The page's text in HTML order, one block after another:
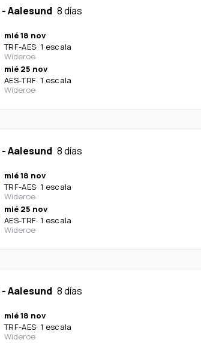
-Aalesund 8 días
mié 18 nov
TRF-AES· 1 escala
Wideroe
mié 25 nov
AES-TRF· 1 escala
Wideroe
-Aalesund 8 días
mié 18 nov
TRF-AES· 1 escala
Wideroe
mié 25 nov
AES-TRF· 1 escala
Wideroe
-Aalesund 8 días
mié 18 nov
TRF-AES· 1 escala
Wideroe